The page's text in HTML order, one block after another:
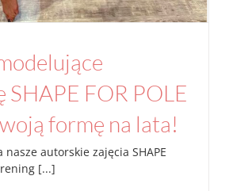
SHAPE FOR POLE
formę na lata!
nasze autorskie zajęcia SHAPE
[...]